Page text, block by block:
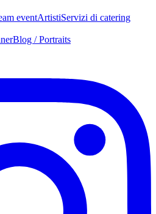
eventArtistiServizi di catering
Blog / Portraits